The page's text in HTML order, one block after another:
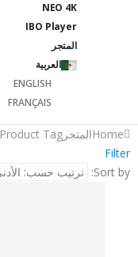
NEO 4K
IBO Player
المتجر
العربية
ENGLISH
FRANÇAIS
Homeالمتجر Product Tag -
Filter
Sort by: